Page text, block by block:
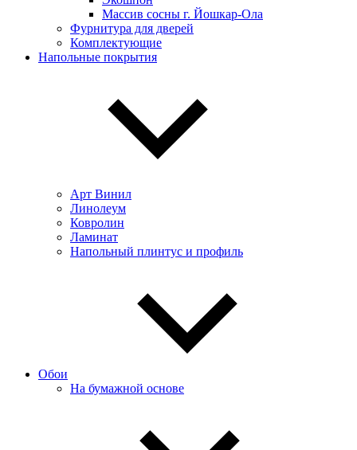
Массив сосны г. Йошкар-Ола
Фурнитура для дверей
Комплектующие
Напольные покрытия
Арт Винил
Линолеум
Ковролин
Ламинат
Напольный плинтус и профиль
Обои
На бумажной основе